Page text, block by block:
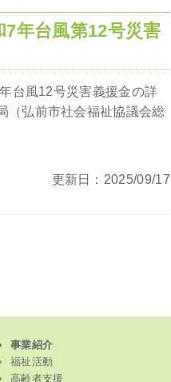
7年台風第12号災害
台風12号災害義援金の詳
（弘前市社会福祉協議会総
更新日：2025/09/17
事業紹介
福祉活動
高齢者支援